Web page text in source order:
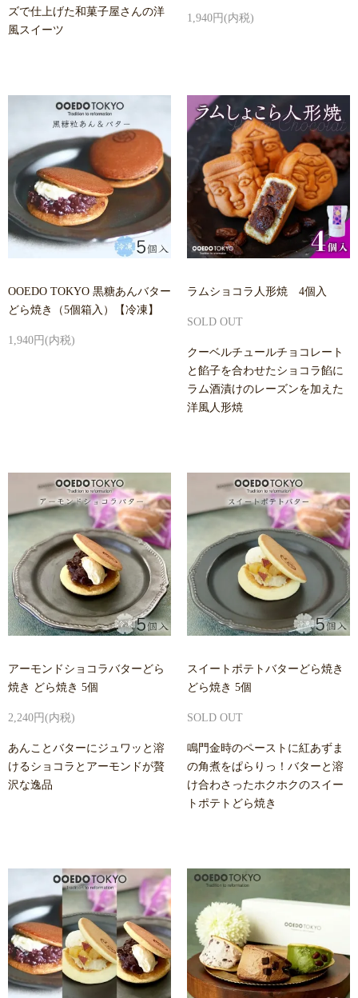
ズで仕上げた和菓子屋さんの洋
風スイーツ
1,940円(内税)
OOEDO TOKYO 黒糖あんバター
どら焼き（5個箱入）【冷凍】
1,940円(内税)
ラムショコラ人形焼 4個入
SOLD OUT
クーベルチュールチョコレート
と餡子を合わせたショコラ餡に
ラム酒漬けのレーズンを加えた
洋風人形焼
アーモンドショコラバターどら
焼き どら焼き 5個
2,240円(内税)
あんことバターにジュワッと溶
けるショコラとアーモンドが贅
沢な逸品
スイートポテトバターどら焼き
どら焼き 5個
SOLD OUT
鳴門金時のペーストに紅あずま
の角煮をぱらりっ！バターと溶
け合わさったホクホクのスイー
トポテトどら焼き